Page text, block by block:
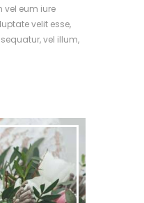
eum iure
velit esse,
vel illum,